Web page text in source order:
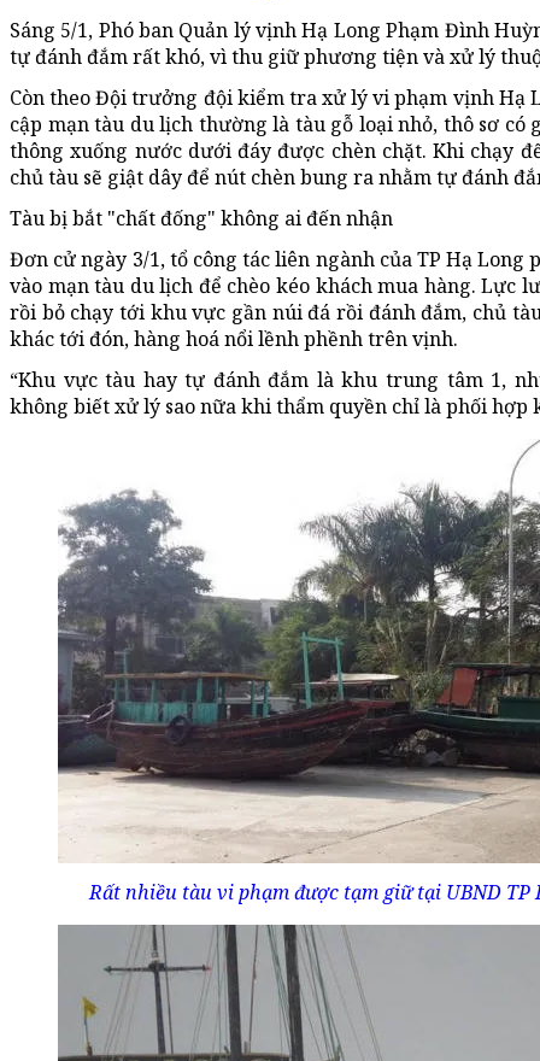
Sáng 5/1, Phó ban Quản lý vịnh Hạ Long Phạm Đình
tự đánh đắm rất khó, vì thu giữ phương tiện và xử lý
Còn theo Đội trưởng đội kiểm tra xử lý vi phạm vịnh Hạ
cập mạn tàu du lịch thường là tàu gỗ loại nhỏ, thô sơ có
thông xuống nước dưới đáy được chèn chặt. Khi chạy
chủ tàu sẽ giật dây để nút chèn bung ra nhằm tự đánh
Tàu bị bắt "chất đống" không ai đến nhận
Đơn cử ngày 3/1, tổ công tác liên ngành của TP Hạ
vào mạn tàu du lịch để chèo kéo khách mua hàng. Lực
rồi bỏ chạy tới khu vực gần núi đá rồi đánh đắm, chủ
khác tới đón, hàng hoá nổi lềnh phềnh trên vịnh.
“Khu vực tàu hay tự đánh đắm là khu trung tâm 1,
không biết xử lý sao nữa khi thẩm quyền chỉ là phối hợp
Rất nhiều tàu vi phạm được tạm giữ tại UBND